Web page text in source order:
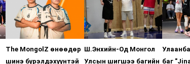
The MongolZ өнөөдөр
шинэ бүрэлдэхүүнтэй
Ш.Энхийн-Од Монгол
Улсын шигшээ багийн баг